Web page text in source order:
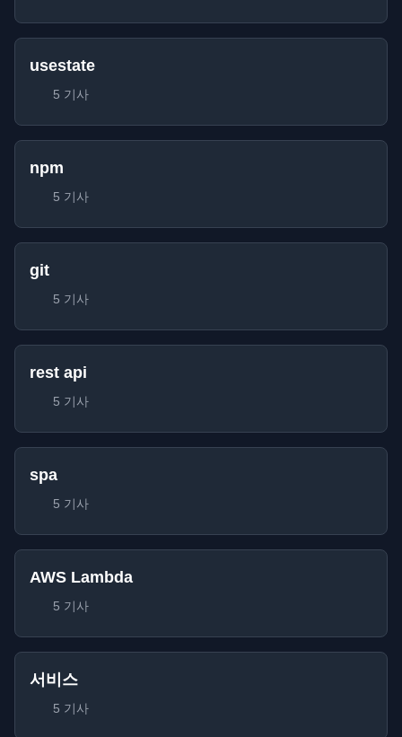
usestate
5 기사
npm
5 기사
git
5 기사
rest api
5 기사
spa
5 기사
AWS Lambda
5 기사
서비스
5 기사